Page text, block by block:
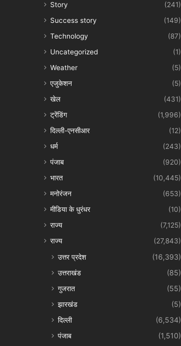
Story
(241)
Success story
(149)
Technology
(87)
Uncategorized
(1)
Weather
(5)
एजुकेशन
(5)
खेल
(431)
ट्रेंडिंग
(1,996)
दिल्ली-एनसीआर
(12)
धर्म
(243)
पंजाब
(920)
भारत
(10,445)
मनोरंजन
(653)
मीडिया के धुरंधर
(10)
राज्य
(7,125)
राज्य
(27,843)
उत्तर प्रदेश
(16,393)
उत्तराखंड
(85)
गुजरात
(55)
झारखंड
(5)
दिल्ली
(6,534)
पंजाब
(1,510)